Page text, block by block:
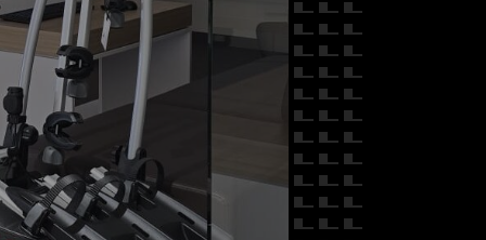
MARKI
PRÓBNĄ